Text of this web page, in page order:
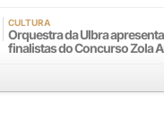
CULTURA
Orquestra da Ulbra apresenta
finalistas do Concurso Zola